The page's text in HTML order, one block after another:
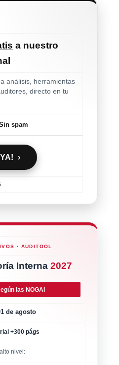
a nuestro
análisis, herramientas
directo en tu
spam
›
· AUDITOOL
Interna 2027
las NOGAI
de agosto
+300 págs
nivel: